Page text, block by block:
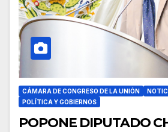
CÁMARA DE CONGRESO DE LA UNIÓN
POLÍTICA Y GOBIERNOS
POPONE DIPUTADO